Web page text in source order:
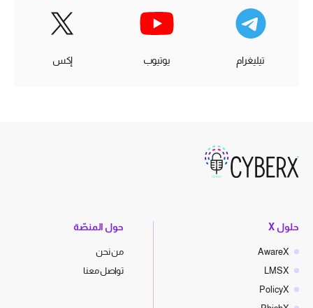
تيليغرام يوتيوب إكس
حلول X
AwareX
LMSX
PolicyX
حول المنصّة
من نحن
تواصل معنا